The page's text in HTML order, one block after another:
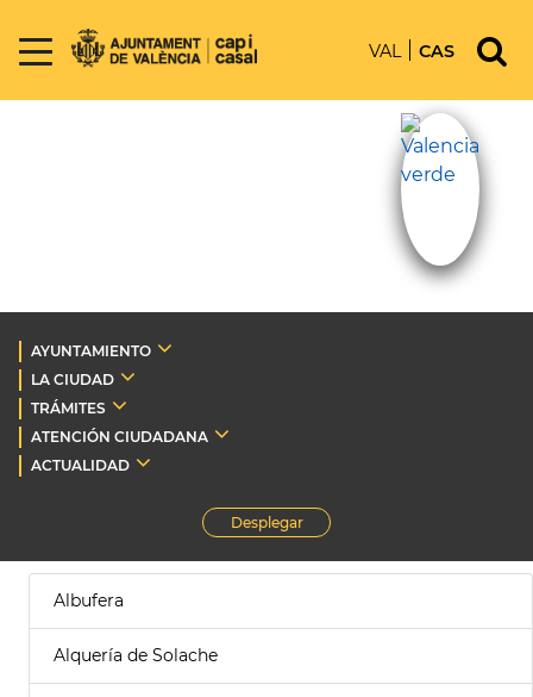
VAL CAS
AYUNTAMIENTO
LA CIUDAD
TRÁMITES
ATENCIÓN CIUDADANA
ACTUALIDAD
Desplegar
Albufera
Alquería de Solache